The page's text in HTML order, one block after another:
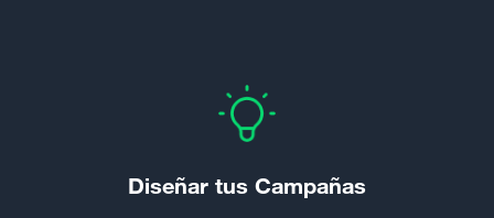
Diseñar tus Campañas